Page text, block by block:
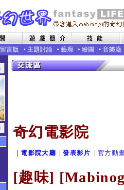
留言版 • 主題討論 • 藝廊 • 繪圖 • 音樂廳
奇幻電影院
｜ 電影院大廳 ｜發表影片 ｜官方動
[趣味]